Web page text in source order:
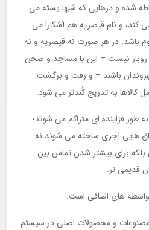
شده و درهایی که شبها بسته می
کند، و نام قیصریه هم آشکارا می
روم باشد. در هر صورت نه قیصریه و نه
روباز نیست – این با مساجد و صحن
باشند – و رفت و برگشت
کالاها به تدریج کُندتر می شود.
طور فزاینده ای متراکم می شوند؛
هایی آجری ساخته می شوند نه
بلکه برای بیشتر شدن تماس بین
قدیمی تر.
واسطه های اضافی است.
مصنوعات و محصولات اصلی در سیستم